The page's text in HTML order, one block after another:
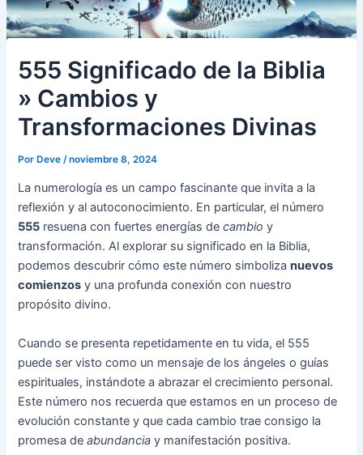
555 Significado de la Biblia
» Cambios y
Transformaciones Divinas
PorDeve/noviembre 8, 2024
La numerología es un campo fascinante que invita a la
reflexión y al autoconocimiento. En particular, el número
555 resuena con fuertes energías decambio y
transformación. Al explorar su significado en la Biblia,
podemos descubrir cómo este número simbolizanuevos
comienzos y una profunda conexión con nuestro
propósito divino.
Cuando se presenta repetidamente en tu vida, el 555
puede ser visto como un mensaje de los ángeles o guías
espirituales, instándote a abrazar el crecimiento personal.
Este número nos recuerda que estamos en un proceso de
evolución constante y que cada cambio trae consigo la
promesa deabundancia y manifestación positiva.